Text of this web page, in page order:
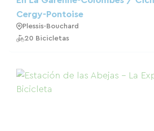
Cergy-Pontoise
Plessis-Bouchard
20 Bicicletas